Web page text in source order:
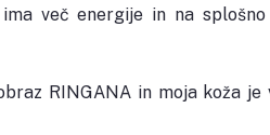
več energije in na
RINGANA in moja koža je